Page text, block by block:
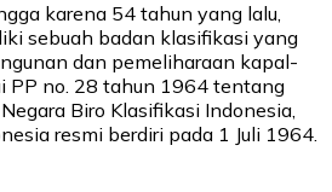
karena 54 tahun yang lalu,
sebuah badan klasifikasi yang
dan pemeliharaan kapal-
PP no. 28 tahun 1964 tentang
Biro Klasifikasi Indonesia,
resmi berdiri pada 1 Juli 1964.